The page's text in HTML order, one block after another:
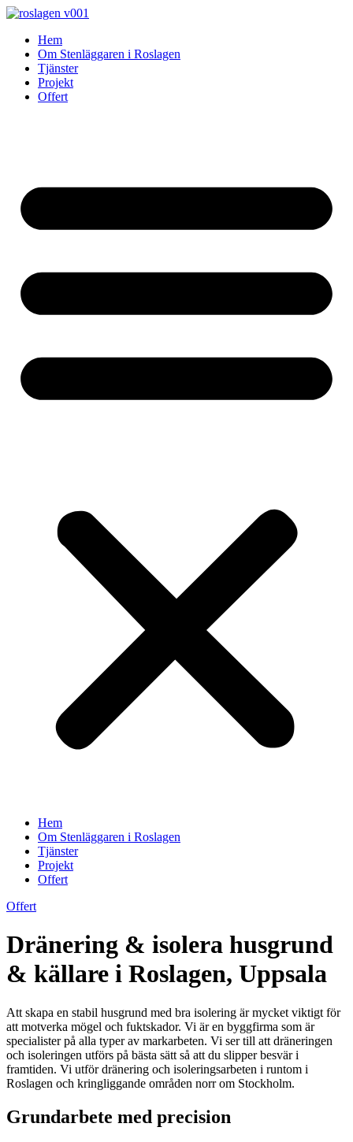
Skip
contentHem
Om Stenläggaren i Roslagen
Tjänster
Projekt
Offert
Hem
Om Stenläggaren i Roslagen
Tjänster
Projekt
Offert
Offert
Dränering & isolera husgrund
& källare i Roslagen, Uppsala
Att skapa en stabil husgrund med bra isolering är mycket viktigt för
att motverka mögel och fuktskador. Vi är en byggfirma som är
specialister på alla typer av markarbeten. Vi ser till att dräneringen
och isoleringen utförs på bästa sätt så att du slipper besvär i
framtiden. Vi utför dränering och isoleringsarbeten i runtom i
Roslagen och kringliggande områden norr om Stockholm.
Grundarbete med precision